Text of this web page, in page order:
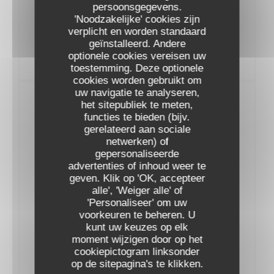
persoonsgegevens.
'Noodzakelijke' cookies zijn
verplicht en worden standaard
geïnstalleerd. Andere
optionele cookies vereisen uw
toestemming. Deze optionele
cookies worden gebruikt om
uw navigatie te analyseren,
het sitepubliek te meten,
functies te bieden (bijv.
gerelateerd aan sociale
netwerken) of
gepersonaliseerde
advertenties of inhoud weer te
geven. Klik op 'OK, accepteer
alle', 'Weiger alle' of
'Personaliseer' om uw
voorkeuren te beheren. U
kunt uw keuzes op elk
moment wijzigen door op het
cookiepictogram linksonder
op de sitepagina's te klikken.
AOP L'Alzetto Prestige Famille Albertini
2023
53,00 EUR
Vins Rouges
BOURGOGNE
AOC Pinot Noir Thierry et Pascale Matrot
2022
54,00 EUR
AOC MarangesThierry et Pascale Matrot
2023
57,00 EUR